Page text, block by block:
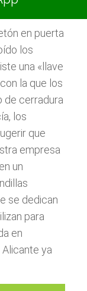
en puerta
los
una «llave
la que los
de cerradura
los
que
empresa
un
se dedican
para
en
ya